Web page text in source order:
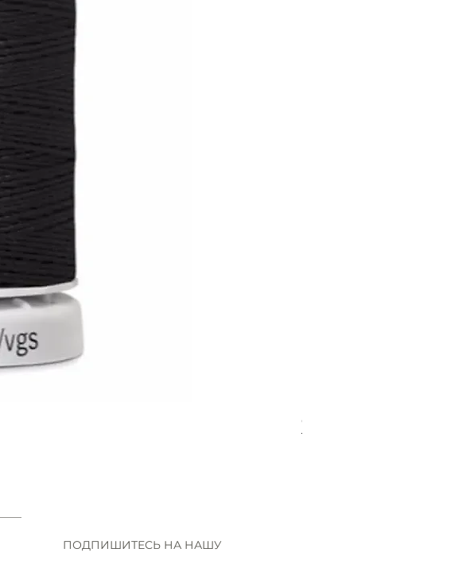
Gütermann Extra strong -
ПОДПИШИТЕСЬ НА НАШУ